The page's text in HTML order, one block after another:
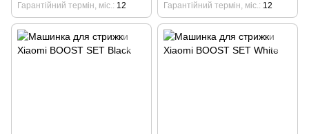
Гарантійний термін, міс. 12
Гарантійний термін, міс. 12